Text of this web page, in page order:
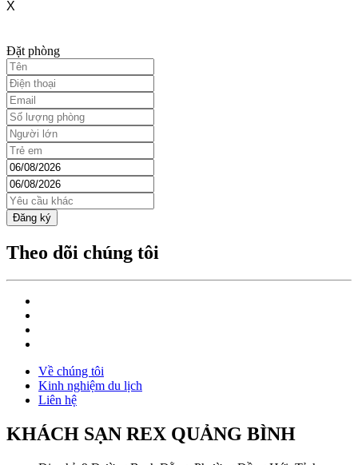
Đăng ký
Đặt phòng
Theo dõi chúng tôi
Về chúng tôi
Kinh nghiệm du lịch
KHÁCH SẠN REX QUẢNG BÌNH